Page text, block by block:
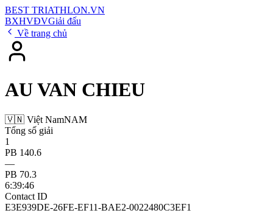
BEST TRIATHLON.VN
BXHVĐVGiải đấu
Về trang chủ
AU VAN CHIEU
🇻🇳 Việt NamNAM
Tổng số giải
1
PB 140.6
—
PB 70.3
6:39:46
Contact ID
E3E939DE-26FE-EF11-BAE2-0022480C3EF1